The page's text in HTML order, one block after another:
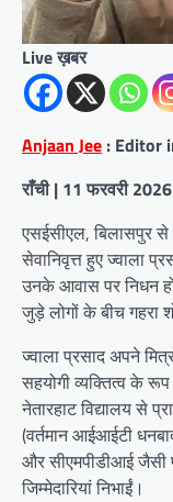
Live ख़बर
Anjaan Jee : Editor
राँची | 11 फरवरी 2026
एसईसीएल, बिलासपुर
सेवानिवृत्त हुए ज्वाला
उनके आवास पर निधन
जुड़े लोगों के बीच गहरा
ज्वाला प्रसाद अपने
सहयोगी व्यक्तित्व के
नेतारहाट विद्यालय से
(वर्तमान आईआईटी
और सीएमपीडीआई
जिम्मेदारियां निभाईं।